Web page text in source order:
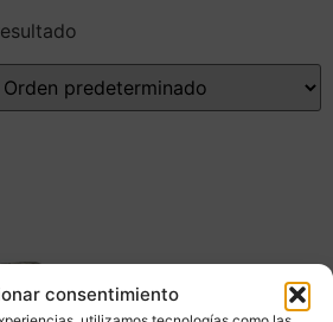
consentimiento